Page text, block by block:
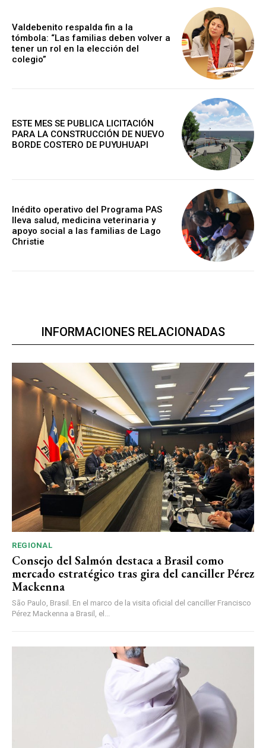
Valdebenito respalda fin a la
tómbola: “Las familias deben volver a
tener un rol en la elección del
colegio”
ESTE MES SE PUBLICA LICITACIÓN
PARA LA CONSTRUCCIÓN DE NUEVO
BORDE COSTERO DE PUYUHUAPI
Inédito operativo del Programa PAS
lleva salud, medicina veterinaria y
apoyo social a las familias de Lago
Christie
INFORMACIONES RELACIONADAS
REGIONAL
Consejo del Salmón destaca a Brasil como
mercado estratégico tras gira del canciller Pérez
Mackenna
São Paulo, Brasil. En el marco de la visita oficial del canciller Francisco
Pérez Mackenna a Brasil, el...